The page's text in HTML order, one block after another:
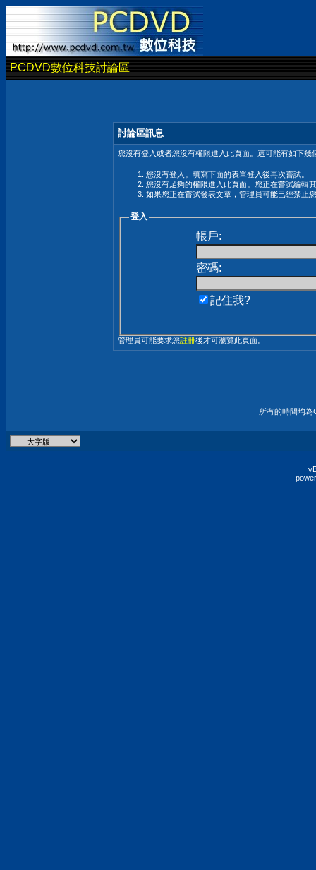
PCDVD數位科技討論區
討論區訊息
您沒有登入或者您沒有權限進入此頁面。這可能有如下幾
您沒有登入。填寫下面的表單登入後再次嘗試。
您沒有足夠的權限進入此頁面。您正在嘗試編輯
如果您正在嘗試發表文章，管理員可能已經禁止
登入
帳戶:
密碼:
記住我?
管理員可能要求您註冊後才可瀏覽此頁面。
所有的時間均為